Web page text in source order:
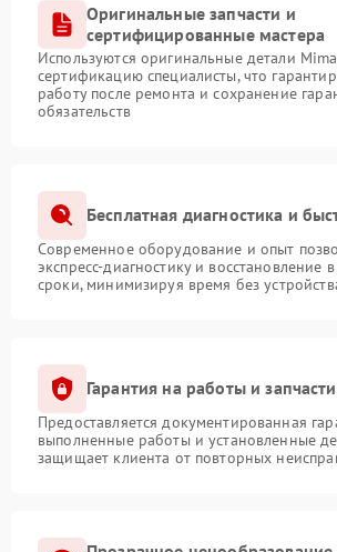
Оригинальные запчасти и
сертифицированные мастера
Используются оригинальные детали
сертификацию специалисты, что
работу после ремонта и сохранение
обязательств
Бесплатная диагностика и
Современное оборудование и опыт
экспресс-диагностику и восстановление
сроки, минимизируя время без
Гарантия на работы и запчасти
Предоставляется документированная
выполненные работы и установленные
защищает клиента от повторных